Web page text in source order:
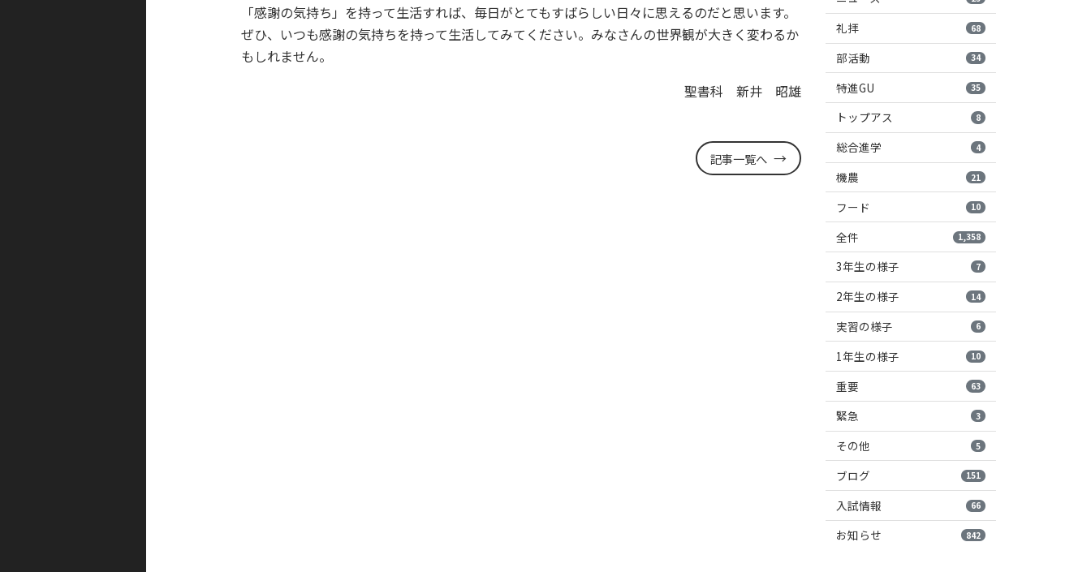
「感謝の気持ち」を持って生活すれば、毎日がとてもすばらしい日々に思えるのだと思います。
ぜひ、いつも感謝の気持ちを持って生活してみてください。みなさんの世界観が大きく変わるか
もしれません。
聖書科 新井 昭雄
記事一覧へ
礼拝 68
部活動 34
特進GU 35
トップアス 8
総合進学 4
機農 21
フード 10
全件 1,358
3年生の様子 7
2年生の様子 14
実習の様子 6
1年生の様子 10
重要 63
緊急 3
その他 5
ブログ 151
入試情報 66
お知らせ 842